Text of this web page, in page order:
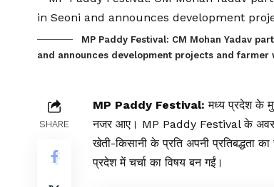
MP Paddy Festival: CM Mohan Yadav
and announces development projects and farmer
SHARE
MP Paddy Festival: मध्य प्रदेश के
नजर आए। MP Paddy Festival के
खेती-किसानी के प्रति अपनी प्रतिबद्धता
प्रदेश में चर्चा का विषय बन गईं।